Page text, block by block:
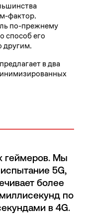
фактор.
по-прежнему
способ его
другим.
в два
геймеров. Мы
5G,
более
по
в 4G.